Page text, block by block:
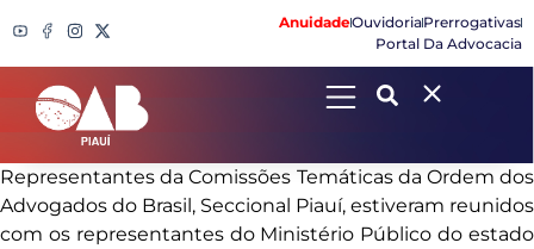
AnuidadeOuvidoriaPrerrogativas
Portal Da Advocacia
Search
Representantes da Comissões Temáticas da Ordem dos
Advogados do Brasil, Seccional Piauí, estiveram reunidos
com os representantes do Ministério Público do estado